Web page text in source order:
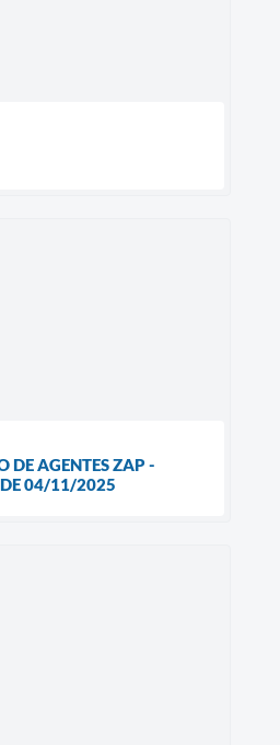
DE AGENTES ZAP -
04/11/2025